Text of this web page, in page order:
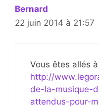
Bernard
22 juin 2014 à 21:57
Vous êtes allés
http://
de-la-musique-
attendus-pour-